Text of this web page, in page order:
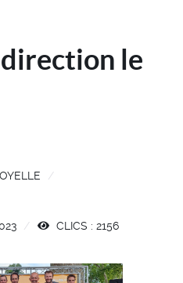
le
CLICS : 2156